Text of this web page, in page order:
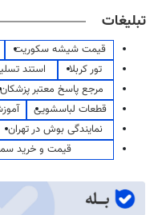
تبلیغات
قیمت شیشه سکوریت
تور کربلا
استند
مرجع پاسخ معتبر پزشکان
قطعات لباسشویی
نمایندگی بوش در تهران
قیمت و خرید